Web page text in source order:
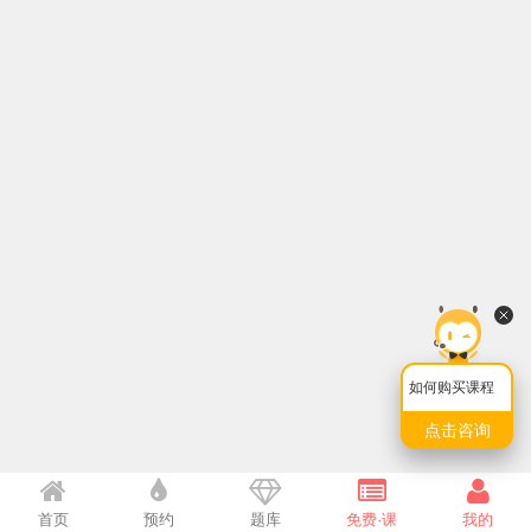
如何购买课程
点击咨询
首页 预约 题库 免费·课 我的